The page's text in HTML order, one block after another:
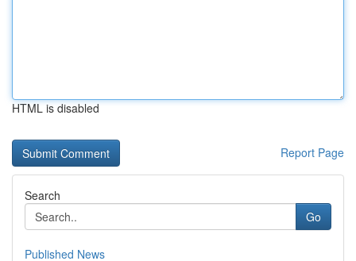
HTML is disabled
Report Page
Search
Go
Published News